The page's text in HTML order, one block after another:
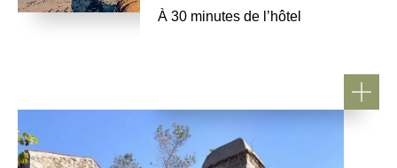
À 30 minutes de l’hôtel